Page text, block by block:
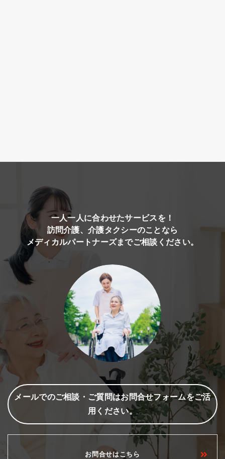
一人一人に合わせたサービスを！
訪問介護、介護タクシーのことなら
メディカルパートナーズまでご相談ください。
メールでのご相談・ご質問はお問合せフォームをご活
用ください。
お問合せはこちら